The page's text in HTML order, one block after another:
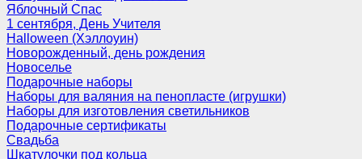
Яблочный Спас
1 сентября, День Учителя
Halloween (Хэллоуин)
Новорожденный, день рождения
Новоселье
Подарочные наборы
Наборы для валяния на пенопласте (игрушки)
Наборы для изготовления светильников
Подарочные сертификаты
Свадьба
Шкатулочки под кольца